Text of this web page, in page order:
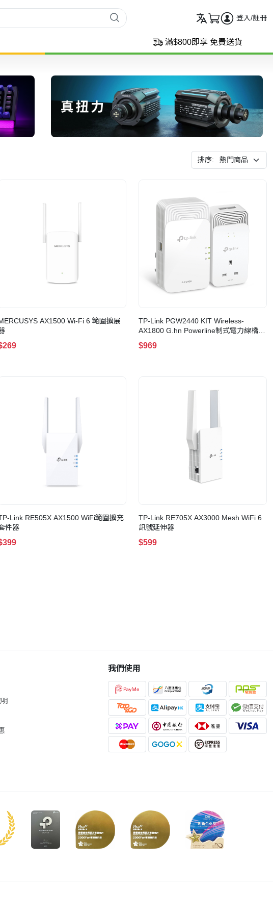
登入/註冊
滿$800即享 免費送貨
排序:
AX1500 Wi-Fi 6 範圍擴展
TP-Link PGW2440 KIT Wireless-
AX1800 G.hn Powerline制式電力線橋接
器(WiFi6)
$969
Link RE505X AX1500 WiFi範圍擴充
件器
TP-Link RE705X AX3000 Mesh WiFi 6
訊號延伸器
$599
我們使用